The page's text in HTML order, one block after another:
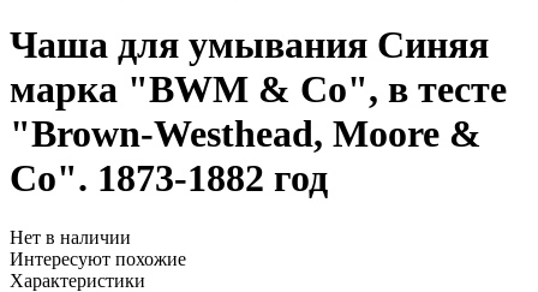
Чаша для умывания Синяя
марка "BWM & Co", в тесте
"Brown-Westhead, Moore &
Co". 1873-1882 год
Нет в наличии
Интересуют похожие
Характеристики